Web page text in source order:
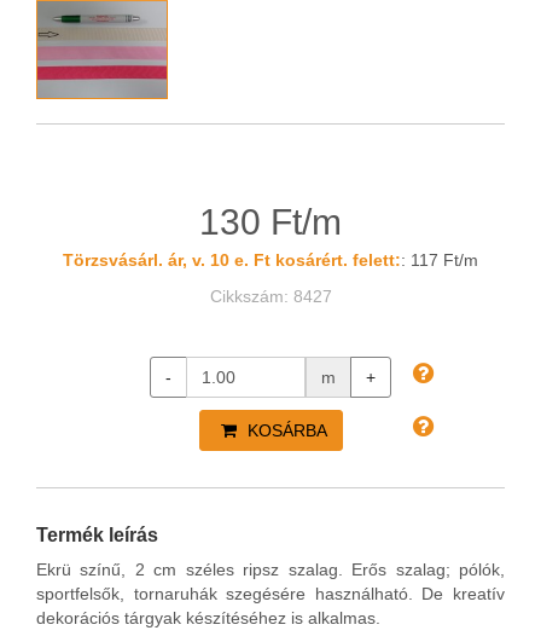
130 Ft/m
Törzsvásárl. ár, v. 10 e. Ft kosárért. felett:: 117 Ft/m
Cikkszám: 8427
- m +
KOSÁRBA
Termék leírás
Ekrü színű, 2 cm széles ripsz szalag. Erős szalag; pólók,
sportfelsők, tornaruhák szegésére használható. De kreatív
dekorációs tárgyak készítéséhez is alkalmas.